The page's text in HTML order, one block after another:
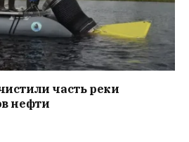
часть реки
нефти